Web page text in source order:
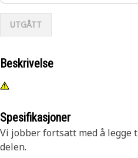
UTGÅTT
Beskrivelse
Spesifikasjoner
Vi jobber fortsatt med å legge
delen.